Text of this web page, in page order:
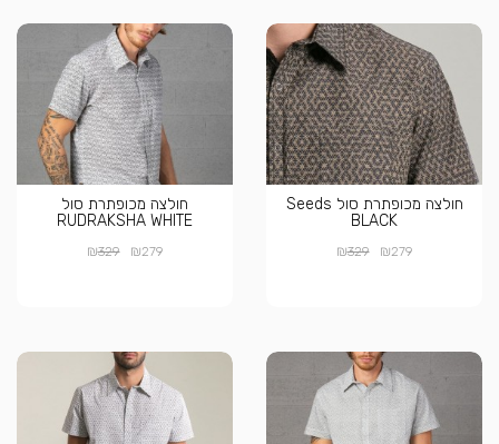
חולצה מכופתרת סול Seeds
BLACK
₪279
₪329
חולצה מכופתרת סול
RUDRAKSHA WHITE
₪279
₪329